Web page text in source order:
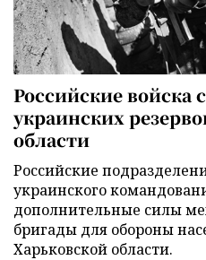
Российские войска
украинских
области
Российские
украинского
дополнительные силы
бригады для обороны
Харьковской области.